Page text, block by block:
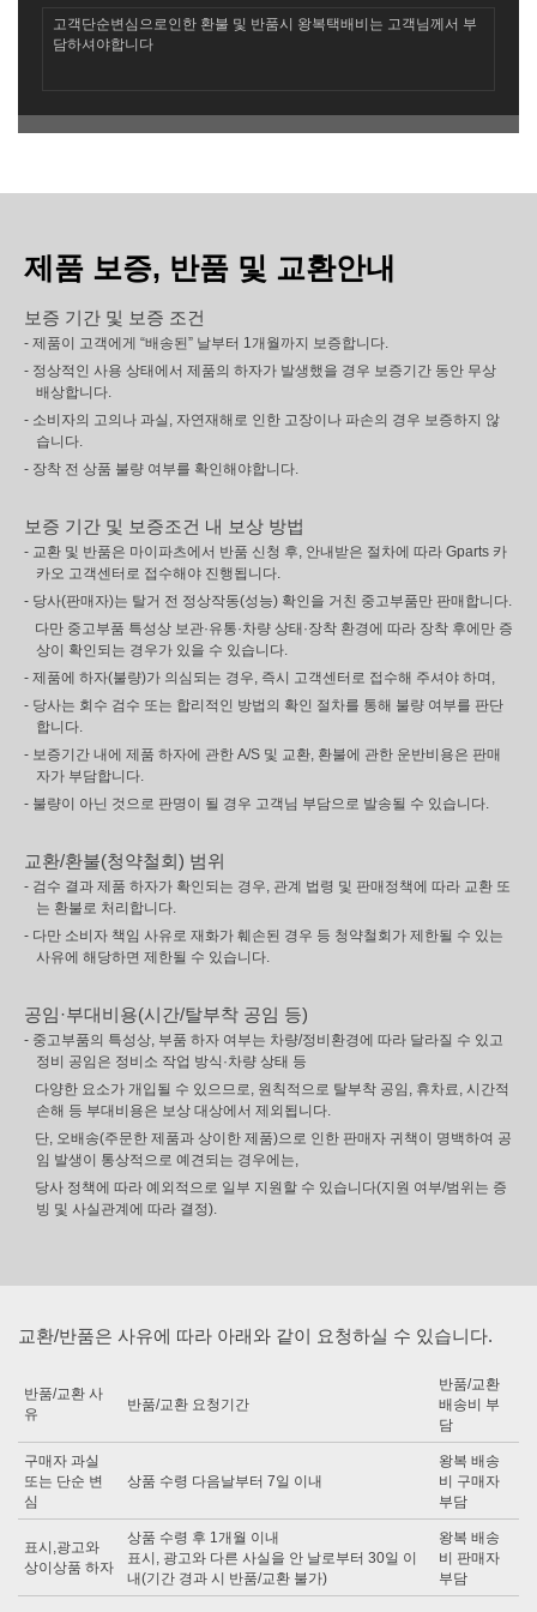
고객단순변심으로인한 환불 및 반품시 왕복택배비는 고객님께서 부
담하셔야합니다
제품 보증, 반품 및 교환안내
보증 기간 및 보증 조건
- 제품이 고객에게 “배송된” 날부터 1개월까지 보증합니다.
- 정상적인 사용 상태에서 제품의 하자가 발생했을 경우 보증기간 동안 무상
배상합니다.
- 소비자의 고의나 과실, 자연재해로 인한 고장이나 파손의 경우 보증하지 않
습니다.
- 장착 전 상품 불량 여부를 확인해야합니다.
보증 기간 및 보증조건 내 보상 방법
- 교환 및 반품은 마이파츠에서 반품 신청 후, 안내받은 절차에 따라 Gparts 카
카오 고객센터로 접수해야 진행됩니다.
- 당사(판매자)는 탈거 전 정상작동(성능) 확인을 거친 중고부품만 판매합니다.
다만 중고부품 특성상 보관·유통·차량 상태·장착 환경에 따라 장착 후에만 증
상이 확인되는 경우가 있을 수 있습니다.
- 제품에 하자(불량)가 의심되는 경우, 즉시 고객센터로 접수해 주셔야 하며,
- 당사는 회수 검수 또는 합리적인 방법의 확인 절차를 통해 불량 여부를 판단
합니다.
- 보증기간 내에 제품 하자에 관한 A/S 및 교환, 환불에 관한 운반비용은 판매
자가 부담합니다.
- 불량이 아닌 것으로 판명이 될 경우 고객님 부담으로 발송될 수 있습니다.
교환/환불(청약철회) 범위
- 검수 결과 제품 하자가 확인되는 경우, 관계 법령 및 판매정책에 따라 교환 또
는 환불로 처리합니다.
- 다만 소비자 책임 사유로 재화가 훼손된 경우 등 청약철회가 제한될 수 있는
사유에 해당하면 제한될 수 있습니다.
공임·부대비용(시간/탈부착 공임 등)
- 중고부품의 특성상, 부품 하자 여부는 차량/정비환경에 따라 달라질 수 있고
정비 공임은 정비소 작업 방식·차량 상태 등
다양한 요소가 개입될 수 있으므로, 원칙적으로 탈부착 공임, 휴차료, 시간적
손해 등 부대비용은 보상 대상에서 제외됩니다.
단, 오배송(주문한 제품과 상이한 제품)으로 인한 판매자 귀책이 명백하여 공
임 발생이 통상적으로 예견되는 경우에는,
당사 정책에 따라 예외적으로 일부 지원할 수 있습니다(지원 여부/범위는 증
빙 및 사실관계에 따라 결정).
교환/반품은 사유에 따라 아래와 같이 요청하실 수 있습니다.
반품/교환 사
유
반품/교환 요청기간
반품/교환
배송비 부
담
구매자 과실
또는 단순 변
심
상품 수령 다음날부터 7일 이내
왕복 배송
비 구매자
부담
표시,광고와
상이상품 하자
상품 수령 후 1개월 이내
표시, 광고와 다른 사실을 안 날로부터 30일 이
내(기간 경과 시 반품/교환 불가)
왕복 배송
비 판매자
부담